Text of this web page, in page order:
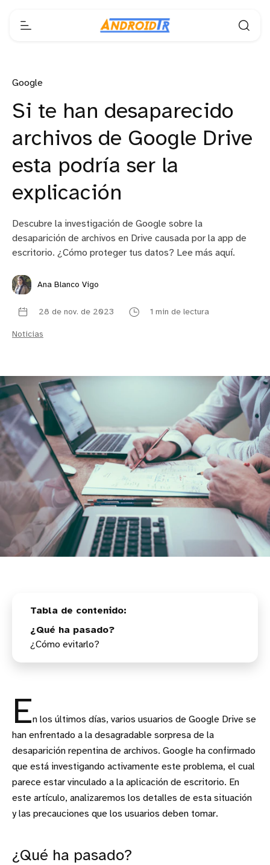
Google
Si te han desaparecido
archivos de Google Drive
esta podría ser la
explicación
Descubre la investigación de Google sobre la
desaparición de archivos en Drive causada por la app de
escritorio. ¿Cómo proteger tus datos? Lee más aquí.
Ana Blanco Vigo
28 de nov. de 2023 1 min de lectura
Noticias
¿Qué ha pasado?
¿Cómo evitarlo?
En los últimos días, varios usuarios de Google Drive se
han enfrentado a la desagradable sorpresa de la
desaparición repentina de archivos. Google ha confirmado
que está investigando activamente este problema, el cual
parece estar vinculado a la aplicación de escritorio. En
este artículo, analizaremos los detalles de esta situación
y las precauciones que los usuarios deben tomar.
¿Qué ha pasado?